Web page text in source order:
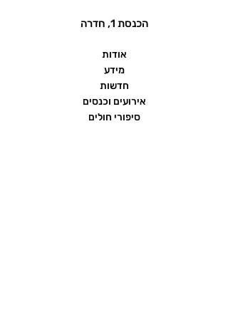
הכנסת 1, חדרה
אודות
מידע
חדשות
אירועים וכנסים
סיפורי חולים